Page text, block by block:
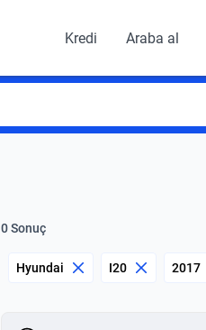
Kredi Araba al
0 Sonuç
Hyundai I20 2017